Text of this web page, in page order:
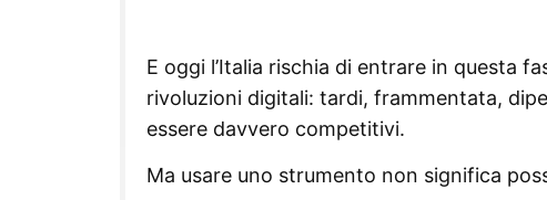
E oggi l’Italia rischia di entrare in questa
rivoluzioni digitali: tardi, frammentata,
essere davvero competitivi.
Ma usare uno strumento non significa